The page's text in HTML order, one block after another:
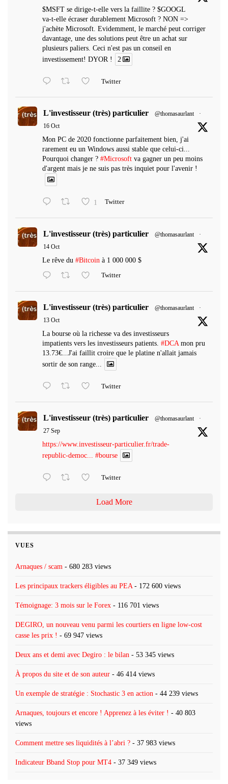
$MSFT se dirige-t-elle vers la faillite ? $GOOGL
va-t-elle écraser durablement Microsoft ? NON =>
j'achète Microsoft. Evidemment, le marché peut corriger
davantage, une des solutions peut être un achat sur
plusieurs paliers. Ceci n'est pas un conseil en
investissement! DYOR !
2
Twitter
L'investisseur (très) particulier @thomasaurlant
·
16 Oct
Mon PC de 2020 fonctionne parfaitement bien, j'ai
rarement eu un Windows aussi stable que celui-ci...
Pourquoi changer ? #Microsoft va gagner un peu moins
d'argent mais je ne suis pas très inquiet pour l'avenir !
1 Twitter
L'investisseur (très) particulier @thomasaurlant
·
14 Oct
Le rêve du #Bitcoin à 1 000 000 $
Twitter
L'investisseur (très) particulier @thomasaurlant
·
13 Oct
La bourse où la richesse va des investisseurs
impatients vers les investisseurs patients. #DCA mon pru
13.73€...J'ai faillit croire que le platine n'allait jamais
sortir de son range...
Twitter
L'investisseur (très) particulier @thomasaurlant
·
27 Sep
https://www.investisseur-particulier.fr/trade-
republic-democ... #bourse
Twitter
Load More
VUES
Arnaques / scam - 680 283 views
Les principaux trackers éligibles au PEA - 172 600 views
Témoignage: 3 mois sur le Forex - 116 701 views
DEGIRO, un nouveau venu parmi les courtiers en ligne low-cost
casse les prix ! - 69 947 views
Deux ans et demi avec Degiro : le bilan - 53 345 views
À propos du site et de son auteur - 46 414 views
Un exemple de stratégie : Stochastic 3 en action - 44 239 views
Arnaques, toujours et encore ! Apprenez à les éviter ! - 40 803
views
Comment mettre ses liquidités à l’abri ? - 37 983 views
Indicateur Bband Stop pour MT4 - 37 349 views